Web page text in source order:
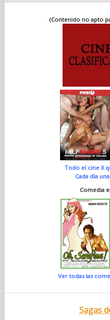
(Contenido no apto
Todo el cine X
Cada día
Comedia
Ver todas las
Sagas